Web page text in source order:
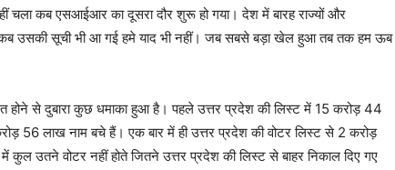
कब एसआईआर का दूसरा दौर शुरू हो गया। देश में बारह राज्यों और
उसकी सूची भी आ गई हमे याद भी नहीं। जब सबसे बड़ा खेल हुआ तब तक हम ऊब
होने से दुबारा कुछ धमाका हुआ है। पहले उत्तर प्रदेश की लिस्ट में 15 करोड़ 44
56 लाख नाम बचे हैं। एक बार में ही उत्तर प्रदेश की वोटर लिस्ट से 2 करोड़
उतने वोटर नहीं होते जितने उत्तर प्रदेश की लिस्ट से बाहर निकाल दिए गए